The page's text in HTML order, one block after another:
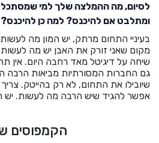
לסיום, מה ההמלצה שלך למי
ומתלבט אם להיכנס? למה כן להיכנס?
בעיניי התחום מרתק, יש המון מה
מקום שאני זורק את האבן יש מה לעשות,
שיחה על דיגיטל מאד רחבה היום. אין
גם החברות המסורתיות מביאות הרבה
שיובילו את התחום, לא רק בהייטק. צריך
אפשר להגיד שיש הרבה מה לעשות. יש
הקמפוסים